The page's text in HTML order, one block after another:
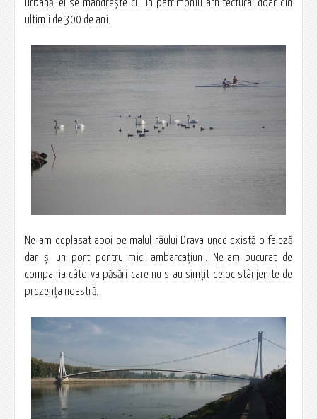
urbană, el se mândreşte cu un patrimoniu arhitectural doar din
ultimii de 300 de ani.
Ne-am deplasat apoi pe malul râului Drava unde există o faleză
dar şi un port pentru mici ambarcaţiuni. Ne-am bucurat de
compania câtorva păsări care nu s-au simţit deloc stânjenite de
prezenţa noastră.